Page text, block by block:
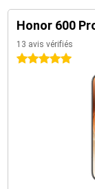
Honor 600
13 avis vérifiés
5 étoiles